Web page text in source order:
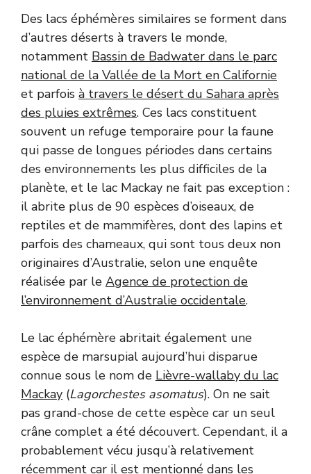
Des lacs éphémères similaires se forment dans
d’autres déserts à travers le monde,
notamment Bassin de Badwater dans le parc
national de la Vallée de la Mort en Californie
et parfois à travers le désert du Sahara après
des pluies extrêmes. Ces lacs constituent
souvent un refuge temporaire pour la faune
qui passe de longues périodes dans certains
des environnements les plus difficiles de la
planète, et le lac Mackay ne fait pas exception :
il abrite plus de 90 espèces d’oiseaux, de
reptiles et de mammifères, dont des lapins et
parfois des chameaux, qui sont tous deux non
originaires d’Australie, selon une enquête
réalisée par le Agence de protection de
l’environnement d’Australie occidentale.
Le lac éphémère abritait également une
espèce de marsupial aujourd’hui disparue
connue sous le nom de Lièvre-wallaby du lac
Mackay (Lagorchestes asomatus). On ne sait
pas grand-chose de cette espèce car un seul
crâne complet a été découvert. Cependant, il a
probablement vécu jusqu’à relativement
récemment car il est mentionné dans les